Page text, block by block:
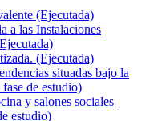
(Ejecutada)
a las Instalaciones
(Ejecutada)
situadas bajo la
de estudio)
y salones sociales
estudio)